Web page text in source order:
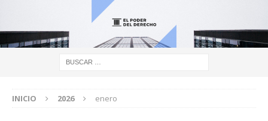
INICIO 2026 enero